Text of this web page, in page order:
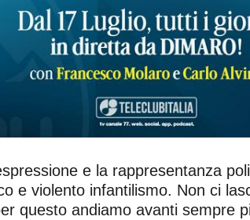
e la rappresentanza
e violento infantilismo. Non ci
questo andiamo avanti sempre